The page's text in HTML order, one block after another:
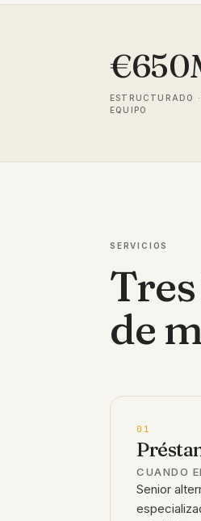
ESTRUCTURADO
EQUIPO
SERVICIOS
de
01
CUANDO
Senior